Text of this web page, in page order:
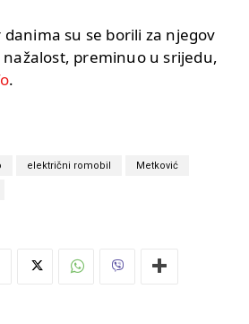
danima su se borili za njegov
preminuo u srijedu,
.
električni romobil Metković